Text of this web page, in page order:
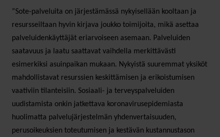
”Sote-palveluita on järjestämässä nykyisellään kooltaan ja
resursseiltaan hyvin kirjava joukko toimijoita, mikä asettaa
palveluidenkäyttäjät eriarvoiseen asemaan. Palveluiden
saatavuus ja laatu saattavat vaihdella merkittävästi
esimerkiksi asuinpaikan mukaan. Nykyistä suuremmat yksiköt
mahdollistavat resurssien keskittämisen ja erikoistumisen
vaativiin tilanteisiin. Sosiaali- ja terveyspalveluiden
uudistamista onkin jatkettava koronavirusepidemiasta
huolimatta palvelujärjestelmän yhdenvertaisuuden,
perusoikeuksien toteutumisen ja kestävän kustannustason